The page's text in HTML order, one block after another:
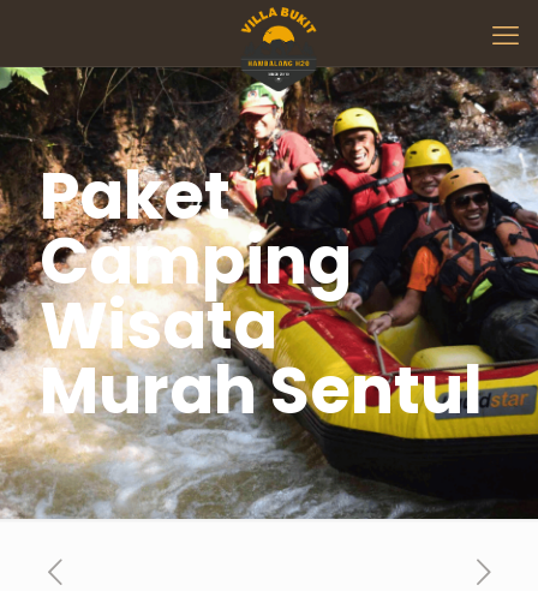
Paket
Camping
Wisata
Murah Sentul